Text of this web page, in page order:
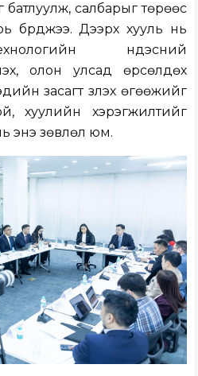
салбарыг төрөөс
бүрджээ. Дээрх хууль нь
үндэсний
олон улсад өрсөлдөх
засагт үзүүлэх өгөөжийг
хуулийн хэрэгжилтийг
энэ зөвлөл юм.